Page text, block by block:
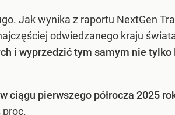
Jak wynika z raportu NextGen
odwiedzanego kraju
i wyprzedzić tym samym nie
pierwszego półrocza 2025
proc.